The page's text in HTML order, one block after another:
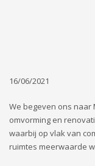
16/06/2021
We begeven ons
omvorming en
waarbij op vlak van
ruimtes meerwaarde